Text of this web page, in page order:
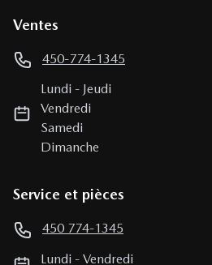
Ventes
450-774-1345
Lundi - Jeudi
Vendredi
Samedi
Dimanche
Service et pièces
450 774-1345
Lundi -Vendredi